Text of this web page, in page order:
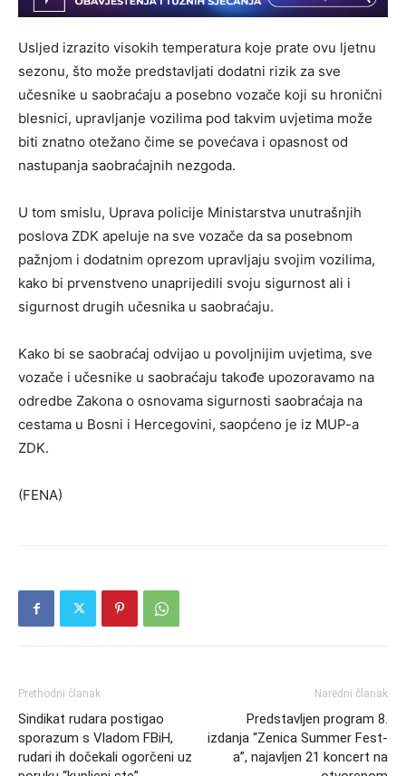
Usljed izrazito visokih temperatura koje prate ovu ljetnu
sezonu, što može predstavljati dodatni rizik za sve
učesnike u saobraćaju a posebno vozače koji su hronični
blesnici, upravljanje vozilima pod takvim uvjetima može
biti znatno otežano čime se povećava i opasnost od
nastupanja saobraćajnih nezgoda.
U tom smislu, Uprava policije Ministarstva unutrašnjih
poslova ZDK apeluje na sve vozače da sa posebnom
pažnjom i dodatnim oprezom upravljaju svojim vozilima,
kako bi prvenstveno unaprijedili svoju sigurnost ali i
sigurnost drugih učesnika u saobraćaju.
Kako bi se saobraćaj odvijao u povoljnijim uvjetima, sve
vozače i učesnike u saobraćaju takođe upozoravamo na
odredbe Zakona o osnovama sigurnosti saobraćaja na
cestama u Bosni i Hercegovini, saopćeno je iz MUP-a
ZDK.
(FENA)
Prethodni članak
Sindikat rudara postigao
sporazum s Vladom FBiH,
rudari ih dočekali ogorčeni uz
Naredni članak
Predstavljen program 8.
izdanja “Zenica Summer Fest-
a”, najavljen 21 koncert na